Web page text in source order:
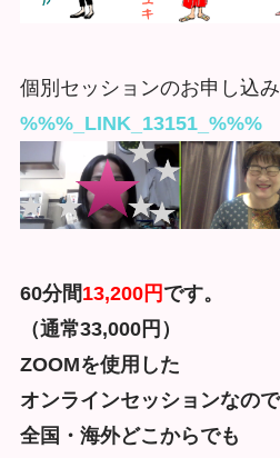
個別セッションのお申し込
%%%_LINK_13151_%%%
60分間13,200円 です。
（通常33,000円）
ZOOMを使用した
オンラインセッションなので
全国・海外どこからでも